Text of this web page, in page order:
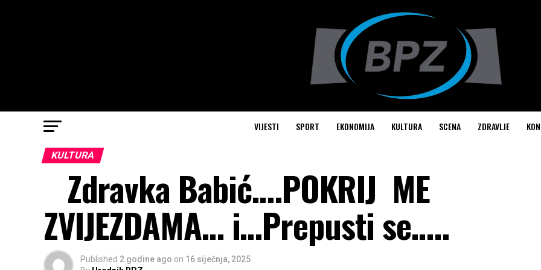
VIJESTI SPORT EKONOMIJA KULTURA SCENA ZDRAVLJE
KULTURA
Zdravka Babić….POKRIJ ME
ZVIJEZDAMA… i…Prepusti se…..
Published 2 godine ago on 16 siječnja, 2025